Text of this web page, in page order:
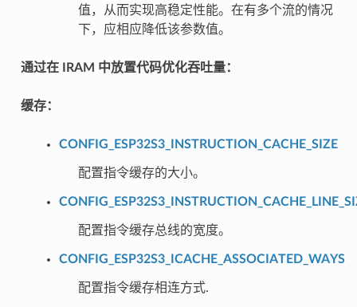
值，从而实现高稳定性能。在有多个流的情况
下，应相应降低该参数值。
通过在 IRAM 中放置代码优化吞吐量：
缓存：
CONFIG_ESP32S3_INSTRUCTION_CACHE_SIZE
配置指令缓存的大小。
配置指令缓存总线的宽度。
CONFIG_ESP32S3_ICACHE_ASSOCIATED_WAYS
配置指令缓存相连方式.